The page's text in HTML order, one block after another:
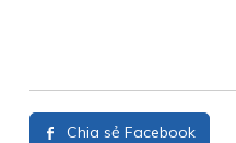
Chia sẻ Facebook